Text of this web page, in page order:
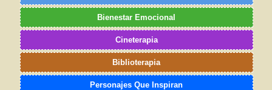
Bienestar Emocional
Cineterapia
Biblioterapia
Personajes Que Inspiran